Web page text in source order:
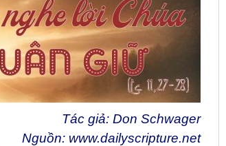
Tác giả: Don Schwager
Nguồn: www.dailyscripture.net